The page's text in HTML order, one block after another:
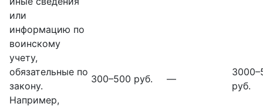
или
информацию по
воинскому
учету,
обязательные по
закону.
Например,
300–500 руб. —
руб.